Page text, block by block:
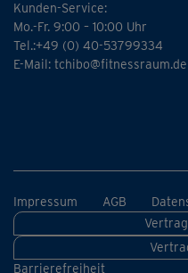
Kunden-Service:
Mo.-Fr. 9:00 – 10:00 Uhr
Tel.:+49 (0) 40-53799334
E-Mail: tchibo@fitnessraum.de
Impressum AGB
Barrierefreiheit